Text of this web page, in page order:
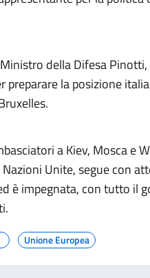
della Difesa
la posizione
a Kiev, Mosca e
Unite, segue con
è impegnata, con tutto il
Unione Europea